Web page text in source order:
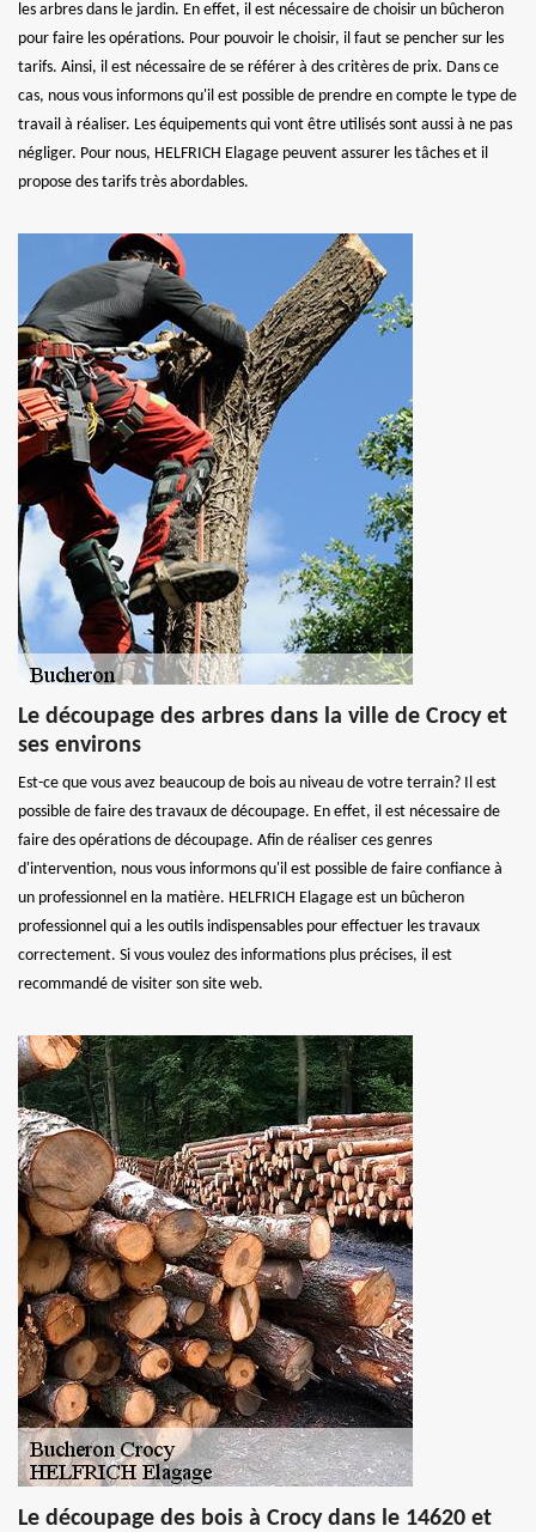
les arbres dans le jardin. En effet, il est nécessaire de choisir un bûcheron
pour faire les opérations. Pour pouvoir le choisir, il faut se pencher sur les
tarifs. Ainsi, il est nécessaire de se référer à des critères de prix. Dans ce
cas, nous vous informons qu'il est possible de prendre en compte le type de
travail à réaliser. Les équipements qui vont être utilisés sont aussi à ne pas
négliger. Pour nous, HELFRICH Elagage peuvent assurer les tâches et il
propose des tarifs très abordables.
Le découpage des arbres dans la ville de Crocy et
ses environs
Est-ce que vous avez beaucoup de bois au niveau de votre terrain? Il est
possible de faire des travaux de découpage. En effet, il est nécessaire de
faire des opérations de découpage. Afin de réaliser ces genres
d'intervention, nous vous informons qu'il est possible de faire confiance à
un professionnel en la matière. HELFRICH Elagage est un bûcheron
professionnel qui a les outils indispensables pour effectuer les travaux
correctement. Si vous voulez des informations plus précises, il est
recommandé de visiter son site web.
Le découpage des bois à Crocy dans le 14620 et